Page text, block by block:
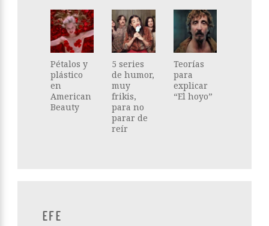
Pétalos y
plástico
en
American
Beauty
5 series
de humor,
muy
frikis,
para no
parar de
reír
Teorías
para
explicar
“El hoyo”
EFE